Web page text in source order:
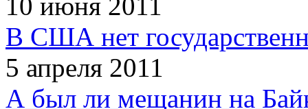
10 июня 2011
В США нет
5 апреля 2011
А был ли мещанин на